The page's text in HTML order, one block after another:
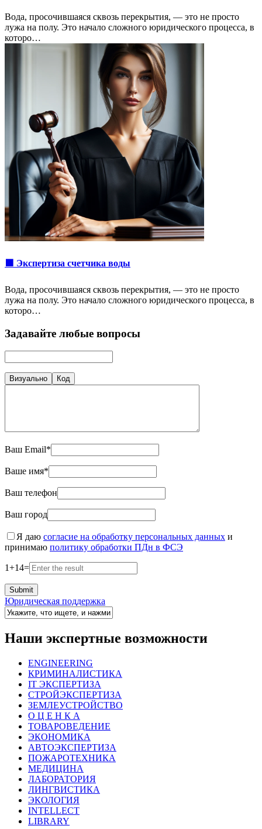
Вода, просочившаяся сквозь перекрытия, — это не просто
лужа на полу. Это начало сложного юридического процесса, в
которо…
🟩 Экспертиза счетчика воды
Вода, просочившаяся сквозь перекрытия, — это не просто
лужа на полу. Это начало сложного юридического процесса, в
которо…
Задавайте любые вопросы
Визуально Код
Ваш Email*
Ваше имя*
Ваш телефон
Ваш город
Я даю согласие на обработку персональных данных и
принимаю политику обработки ПДн в ФСЭ
1+14=
Юридическая поддержка
Наши экспертные возможности
ENGINEERING
КРИМИНАЛИСТИКА
IT ЭКСПЕРТИЗА
СТРОЙЭКСПЕРТИЗА
ЗЕМЛЕУСТРОЙСТВО
О Ц Е Н К А
ТОВАРОВЕДЕНИЕ
ЭКОНОМИКА
АВТОЭКСПЕРТИЗА
ПОЖАРОТЕХНИКА
МЕДИЦИНА
ЛАБОРАТОРИЯ
ЛИНГВИСТИКА
ЭКОЛОГИЯ
INTELLECT
LIBRARY